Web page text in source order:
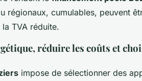
régionaux, cumulables, peuvent
TVA réduite.
réduire les coûts et
impose de sélectionner des